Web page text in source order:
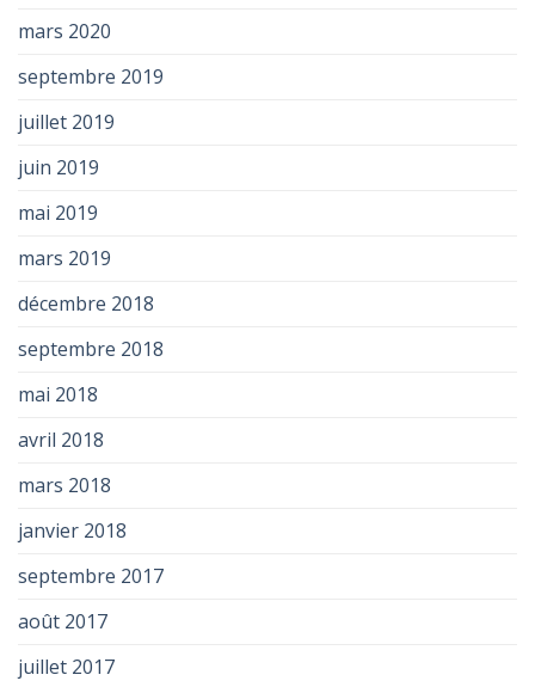
mars 2020
septembre 2019
juillet 2019
juin 2019
mai 2019
mars 2019
décembre 2018
septembre 2018
mai 2018
avril 2018
mars 2018
janvier 2018
septembre 2017
août 2017
juillet 2017